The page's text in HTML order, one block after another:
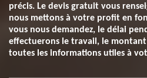
précis. Le devis gratuit vous
nous mettons à votre profit en
vous nous demandez, le délai
effectuerons le travail, le
toutes les informations utiles à